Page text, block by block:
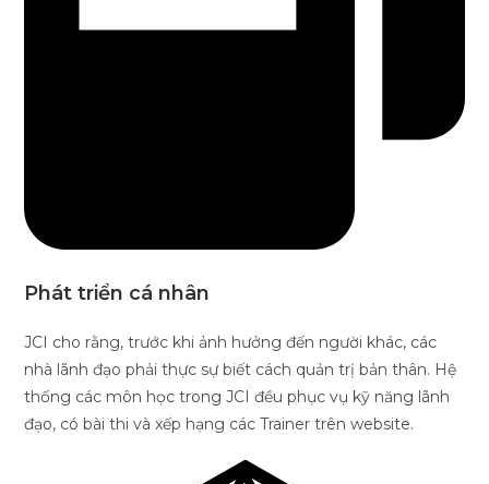
Phát triển cá nhân
JCI cho rằng, trước khi ảnh hưởng đến người khác, các
nhà lãnh đạo phải thực sự biết cách quản trị bản thân. Hệ
thống các môn học trong JCI đều phục vụ kỹ năng lãnh
đạo, có bài thi và xếp hạng các Trainer trên website.